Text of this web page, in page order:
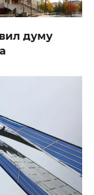
думу